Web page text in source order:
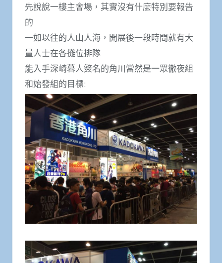
先說說一樓主會場，其實沒有什麼特別要報告
的
一如以往的人山人海，開展後一段時間就有大
量人士在各攤位排隊
能入手深崎暮人簽名的角川當然是一眾徹夜組
和始發組的目標: